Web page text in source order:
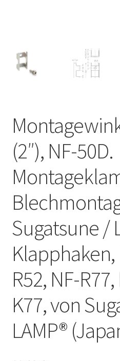
Widerrufsbelehrung
(2″), NF-50D.
Sugatsune /
Klapphaken,
R52, NF-
K77, von
LAMP®